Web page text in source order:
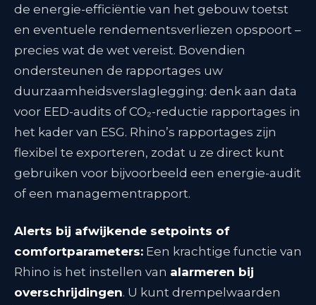
de energie-efficiëntie van het gebouw toetst
en eventuele rendementsverliezen opspoort –
precies wat de wet vereist. Bovendien
ondersteunen de rapportages uw
duurzaamheidsverslaglegging: denk aan data
voor EED-audits of CO₂-reductie rapportages in
het kader van ESG. Rhino’s rapportages zijn
flexibel te exporteren, zodat u ze direct kunt
gebruiken voor bijvoorbeeld een energie-audit
of een managementrapport.
Alerts bij afwijkende setpoints of
comfortparameters: Een krachtige functie van
Rhino is het instellen van alarmeren bij
overschrijdingen. U kunt drempelwaarden